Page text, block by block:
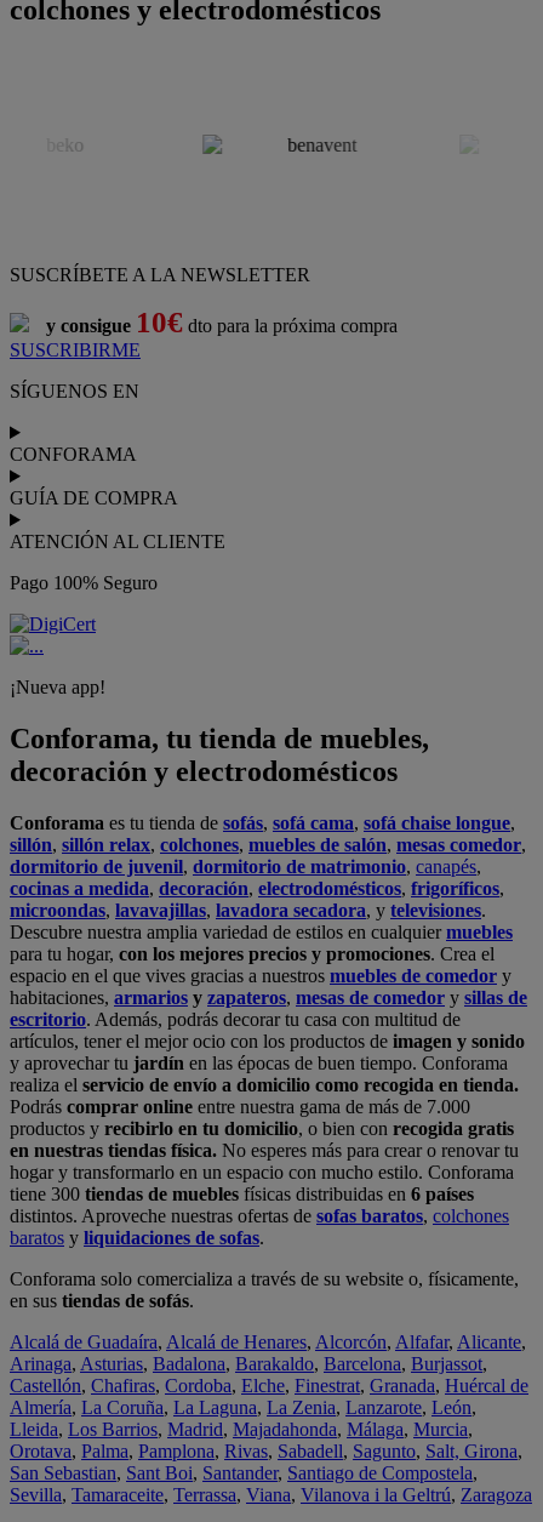
colchones y electrodomésticos
SUSCRÍBETE A LA NEWSLETTER
y consigue 10€ dto para la próxima compra
SUSCRIBIRME
SÍGUENOS EN
CONFORAMA
GUÍA DE COMPRA
ATENCIÓN AL CLIENTE
Pago 100% Seguro
¡Nueva app!
Conforama, tu tienda de muebles,
decoración y electrodomésticos
Conforama es tu tienda de sofás, sofá cama, sofá chaise longue,
sillón, sillón relax, colchones, muebles de salón, mesas comedor,
dormitorio de juvenil, dormitorio de matrimonio, canapés,
cocinas a medida, decoración, electrodomésticos, frigoríficos,
microondas, lavavajillas, lavadora secadora, y televisiones.
Descubre nuestra amplia variedad de estilos en cualquiermuebles
para tu hogar, con los mejores precios y promociones. Crea el
espacio en el que vives gracias a nuestros muebles de comedor y
habitaciones, armarios y zapateros, mesas de comedor y sillas de
escritorio. Además, podrás decorar tu casa con multitud de
artículos, tener el mejor ocio con los productos de imagen y sonido
y aprovechar tu jardín en las épocas de buen tiempo. Conforama
realiza el servicio de envío a domicilio como recogida en tienda.
Podrás comprar online entre nuestra gama de más de 7.000
productos y recibirlo en tu domicilio, o bien con recogida gratis
en nuestras tiendas física. No esperes más para crear o renovar tu
hogar y transformarlo en un espacio con mucho estilo. Conforama
tiene 300 tiendas de muebles físicas distribuidas en 6 países
distintos. Aproveche nuestras ofertas de sofas baratos, colchones
baratos y liquidaciones de sofas.
Conforama solo comercializa a través de su website o, físicamente,
en sus tiendas de sofás.
Alcalá de Guadaíra, Alcalá de Henares, Alcorcón, Alfafar, Alicante,
Arinaga, Asturias, Badalona, Barakaldo, Barcelona, Burjassot,
Castellón, Chafiras, Cordoba, Elche, Finestrat, Granada, Huércal de
Almería, La Coruña, La Laguna, La Zenia, Lanzarote, León,
Lleida, Los Barrios, Madrid, Majadahonda, Málaga, Murcia,
Orotava, Palma, Pamplona, Rivas, Sabadell, Sagunto, Salt, Girona,
San Sebastian, Sant Boi, Santander, Santiago de Compostela,
Sevilla, Tamaraceite, Terrassa, Viana, Vilanova i la Geltrú, Zaragoza